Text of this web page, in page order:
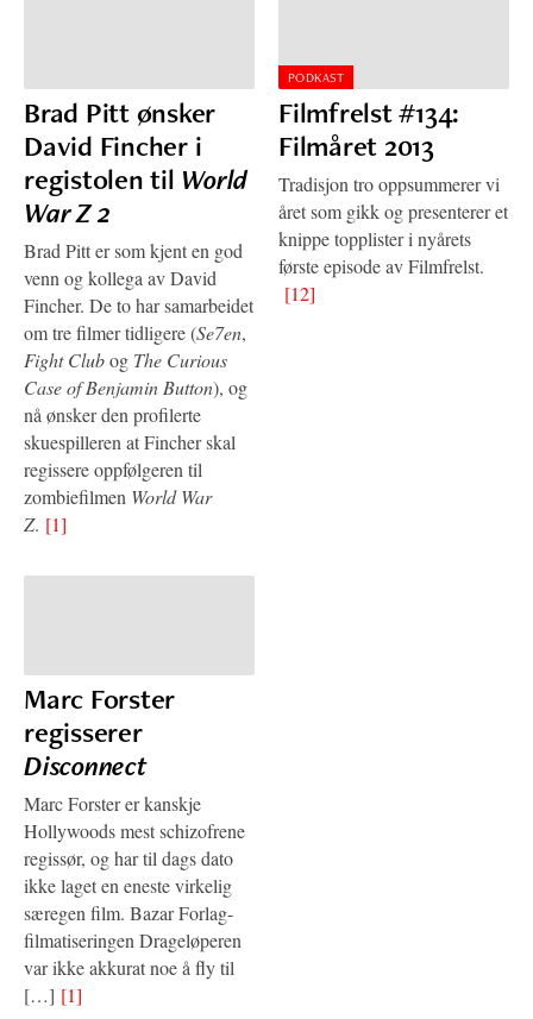
Brad Pitt ønsker
David Fincher i
registolen til World
War Z 2
Brad Pitt er som kjent en god
venn og kollega av David
Fincher. De to har samarbeidet
om tre filmer tidligere (Se7en,
Fight Clubog The Curious
Case of Benjamin Button), og
nå ønsker den profilerte
skuespilleren at Fincher skal
regissere oppfølgeren til
zombiefilmen World War
Z. [1]
PODKAST
Filmfrelst #134:
Filmåret 2013
Tradisjon tro oppsummerer vi
året som gikk og presenterer et
knippe topplister i nyårets
første episode av Filmfrelst.
[12]
Marc Forster
regisserer
Disconnect
Marc Forster er kanskje
Hollywoods mest schizofrene
regissør, og har til dags dato
ikke laget en eneste virkelig
særegen film. Bazar Forlag-
filmatiseringen Drageløperen
var ikke akkurat noe å fly til
[…] [1]